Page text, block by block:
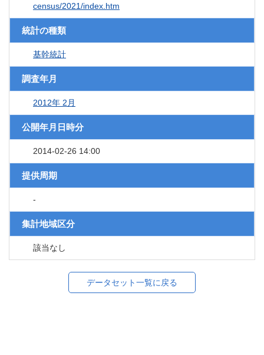
census/2021/index.htm
統計の種類
基幹統計
調査年月
2012年 2月
公開年月日時分
2014-02-26 14:00
提供周期
-
集計地域区分
該当なし
データセット一覧に戻る